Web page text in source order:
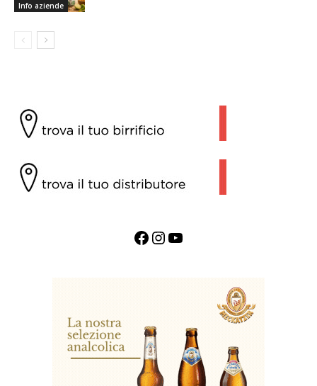
Info aziende
Facebook InstagramYouTube